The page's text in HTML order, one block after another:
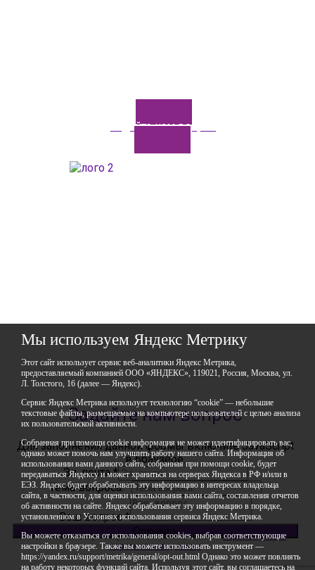
Задайте нам вопрос
Мы используем Яндекс Метрику
Этот сайт использует сервис веб-аналитики Яндекс Метрика,
предоставляемый компанией ООО «ЯНДЕКС», 119021, Россия, Москва, ул.
Л. Толстого, 16 (далее — Яндекс).
Сервис Яндекс Метрика использует технологию “cookie” — небольшие
текстовые файлы, размещаемые на компьютере пользователей с целью анализа
их пользовательской активности.
Собранная при помощи cookie информация не может идентифицировать вас,
однако может помочь нам улучшить работу нашего сайта. Информация об
использовании вами данного сайта, собранная при помощи cookie, будет
передаваться Яндексу и может храниться на серверах Яндекса в РФ и/или в
ЕЭЗ. Яндекс будет обрабатывать эту информацию в интересах владельца
сайта, в частности, для оценки использования вами сайта, составления отчетов
об активности на сайте. Яндекс обрабатывает эту информацию в порядке,
установленном в Условиях использования сервиса Яндекс Метрика.
Вы можете отказаться от использования cookies, выбрав соответствующие
настройки в браузере. Также вы можете использовать инструмент —
https://yandex.ru/support/metrika/general/opt-out.html Однако это может повлиять
на работу некоторых функций сайта. Используя этот сайт, вы соглашаетесь на
+7 (347) 246-67-38 - бухгалтерия
rbavrora@yandex.ru
Политика конфиденциальности
Задайте нам вопрос
Для заполнения данной формы включите JavaScript
в браузере.
Эл. почта*
Тема вопроса:*
Ваш вопрос*
Отправить
*Нажимая кнопку «Отправить», я соглашаюсь наобработку моих
персональных данных